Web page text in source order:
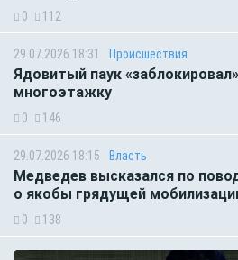
0 112
29.07.2026 18:31 Происшествия
Ядовитый паук
многоэтажку
0 146
29.07.2026 18:15 Власть
Медведев высказался по
о якобы грядущей
0 138